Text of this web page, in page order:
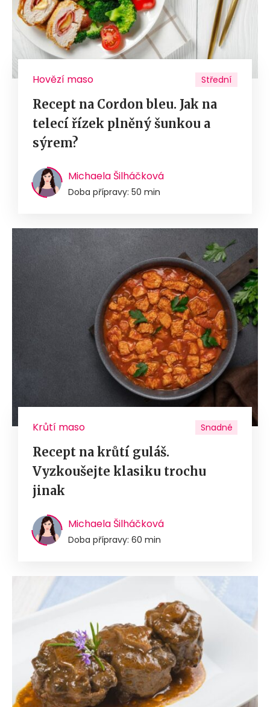
Hovězí maso Střední
Recept na Cordon bleu. Jak na
telecí řízek plněný šunkou a
sýrem?
Michaela Šilháčková
Doba přípravy: 50 min
Krůtí maso Snadné
Recept na krůtí guláš.
Vyzkoušejte klasiku trochu
jinak
Michaela Šilháčková
Doba přípravy: 60 min